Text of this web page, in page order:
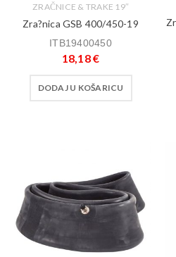
ZRAČNICE & TRAKE 19″
Zra?nica GSB 400/450-19
ITB19400450
18,18€
DODAJ U KOŠARICU